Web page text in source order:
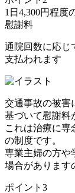
1日4,300円程度
慰謝料
通院回数に応じ
支払われます
交通事故の被害
基づいて慰謝料
これは治療に専
の制度です。
専業主婦の方や
場合があります
ポイント3